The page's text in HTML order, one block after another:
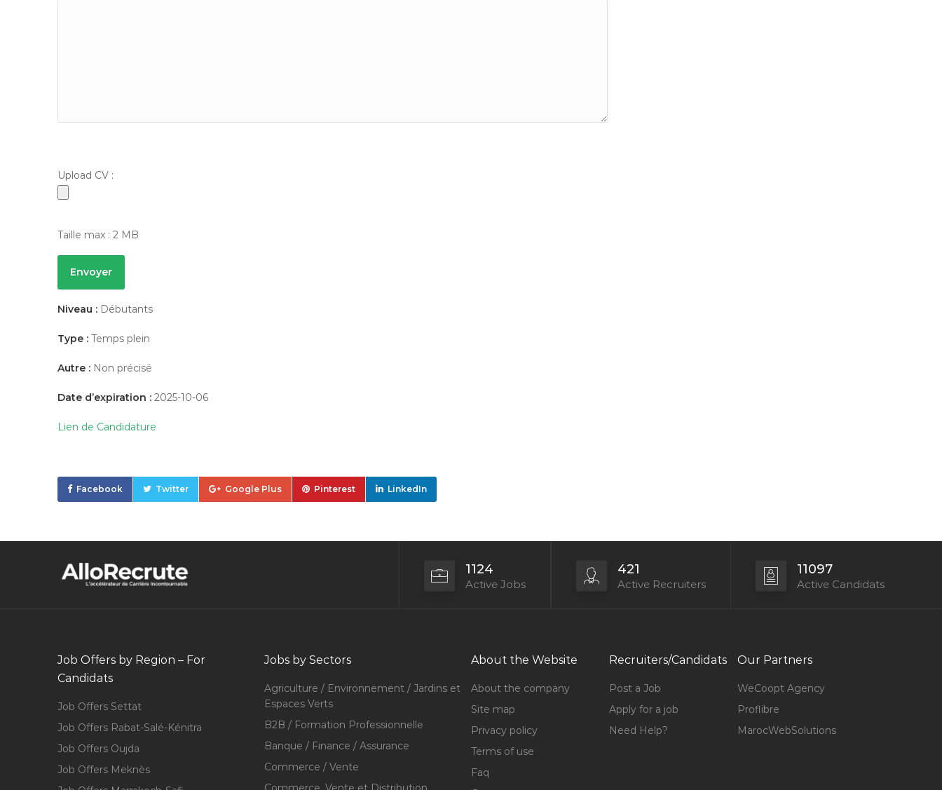
Upload CV :
Taille max : 2 MB
Niveau : Débutants
Type : Temps plein
Autre : Non précisé
Date d’expiration : 2025-10-06
Lien de Candidature
Facebook Twitter Google Plus Pinterest LinkedIn
1124
Active Jobs
421
Active Recruiters
11097
Active Candidats
Job Offers by Region – For
Candidats
Job Offers Settat
Job Offers Rabat-Salé-Kénitra
Job Offers Oujda
Job Offers Meknès
Jobs by Sectors
Agriculture / Environnement / Jardins et
Espaces Verts
B2B / Formation Professionnelle
Banque / Finance / Assurance
Commerce / Vente
About the Website
About the company
Site map
Privacy policy
Terms of use
Faq
Recruiters/Candidats
Post a Job
Apply for a job
Need Help?
Our Partners
WeCoopt Agency
Proflibre
MarocWebSolutions